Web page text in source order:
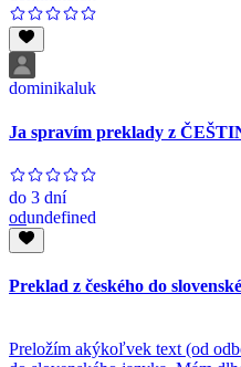
dominikaluk
Ja spravím preklady z
do 3 dní
odundefined
Preklad z českého do
Preložím akýkoľvek text (od